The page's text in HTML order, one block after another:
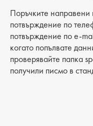
Поръчките направени
потвърждение по
потвърждение по e-
когато попълвате
проверявайте папка
получили писмо в